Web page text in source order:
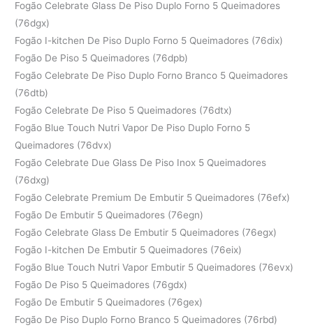
Fogão Celebrate Glass De Piso Duplo Forno 5 Queimadores
(76dgx)
Fogão I-kitchen De Piso Duplo Forno 5 Queimadores (76dix)
Fogão De Piso 5 Queimadores (76dpb)
Fogão Celebrate De Piso Duplo Forno Branco 5 Queimadores
(76dtb)
Fogão Celebrate De Piso 5 Queimadores (76dtx)
Fogão Blue Touch Nutri Vapor De Piso Duplo Forno 5
Queimadores (76dvx)
Fogão Celebrate Due Glass De Piso Inox 5 Queimadores
(76dxg)
Fogão Celebrate Premium De Embutir 5 Queimadores (76efx)
Fogão De Embutir 5 Queimadores (76egn)
Fogão Celebrate Glass De Embutir 5 Queimadores (76egx)
Fogão I-kitchen De Embutir 5 Queimadores (76eix)
Fogão Blue Touch Nutri Vapor Embutir 5 Queimadores (76evx)
Fogão De Piso 5 Queimadores (76gdx)
Fogão De Embutir 5 Queimadores (76gex)
Fogão De Piso Duplo Forno Branco 5 Queimadores (76rbd)